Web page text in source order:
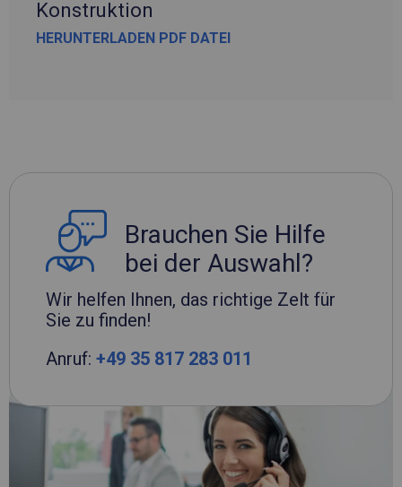
Konstruktion
HERUNTERLADEN PDF DATEI
Brauchen Sie Hilfe
bei der Auswahl?
Wir helfen Ihnen, das richtige Zelt für
Sie zu finden!
Anruf: +49 35 817 283 011